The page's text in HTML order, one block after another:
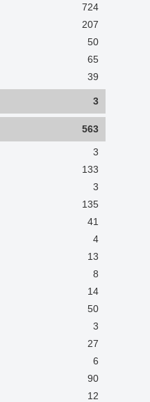
724
207
50
65
39
3
563
3
133
3
135
41
4
13
8
14
50
3
27
6
90
12